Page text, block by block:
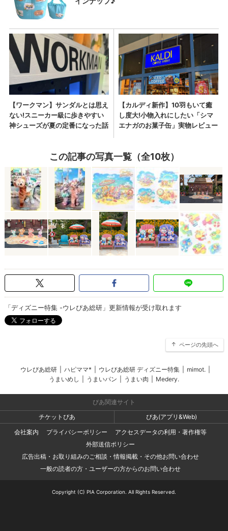
この記事の写真一覧（全10枚）
「ディズニー特集 -ウレぴあ総研」更新情報が受け取れます
ページの先頭へ
ウレぴあ総研 ハピママ* ウレぴあ総研 ディズニー特集 mimot.
うまいめし
うまいパン うまい肉 Medery.
ぴあ関連サイト
チケットぴあ
ぴあ(アプリ&Web)
会社案内
プライバシーポリシー
アクセスデータの利用・著作権等
外部送信ポリシー
広告出稿・お取り組みのご相談・情報掲載・その他お問い合わせ
一般の読者の方・ユーザーの方からのお問い合わせ
Copyright (C) PIA Corporation. All Rights Reserved.